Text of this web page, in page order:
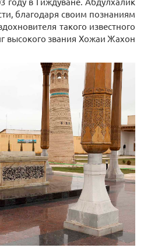
благодаря своим познаниям
такого известного
высокого звания Хожаи Жахон